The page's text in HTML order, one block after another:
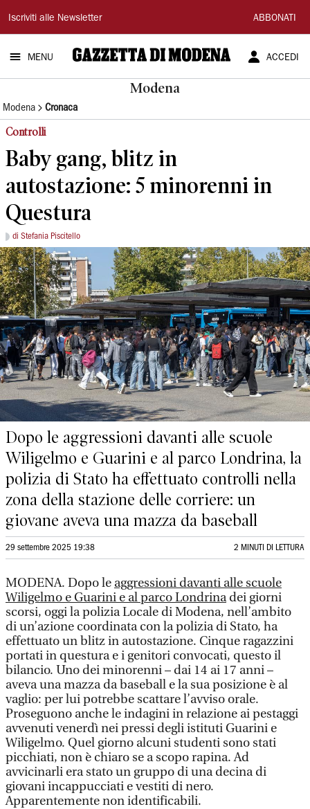
Gazzetta
di
Modena
Iscriviti alle Newsletter ABBONATI
MENU ACCEDI
Modena
Modena Cronaca
Controlli
Baby gang, blitz in
autostazione: 5 minorenni in
Questura
di Stefania Piscitello
Dopo le aggressioni davanti alle scuole
Wiligelmo e Guarini e al parco Londrina, la
polizia di Stato ha effettuato controlli nella
zona della stazione delle corriere: un
giovane aveva una mazza da baseball
29 settembre 2025 19:38 2 MINUTI DI LETTURA
MODENA. Dopo le aggressioni davanti alle scuole
Wiligelmo e Guarini e al parco Londrinadei giorni
scorsi, oggi la polizia Locale di Modena, nell’ambito
di un’azione coordinata con la polizia di Stato, ha
effettuato un blitz in autostazione. Cinque ragazzini
portati in questura e i genitori convocati, questo il
bilancio. Uno dei minorenni – dai 14 ai 17 anni –
aveva una mazza da baseball e la sua posizione è al
vaglio: per lui potrebbe scattare l’avviso orale.
Proseguono anche le indagini in relazione ai pestaggi
avvenuti venerdì nei pressi degli istituti Guarini e
Wiligelmo. Quel giorno alcuni studenti sono stati
picchiati, non è chiaro se a scopo rapina. Ad
avvicinarli era stato un gruppo di una decina di
giovani incappucciati e vestiti di nero.
Apparentemente non identificabili.